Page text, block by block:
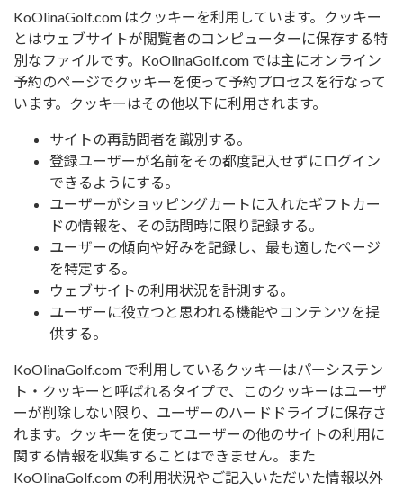
KoOlinaGolf.com はクッキーを利用しています。クッキー
とはウェブサイトが閲覧者のコンピューターに保存する特
別なファイルです。KoOlinaGolf.com では主にオンライン
予約のページでクッキーを使って予約プロセスを行なって
います。クッキーはその他以下に利用されます。
サイトの再訪問者を識別する。
登録ユーザーが名前をその都度記入せずにログイン
できるようにする。
ユーザーがショッピングカートに入れたギフトカー
ドの情報を、その訪問時に限り記録する。
ユーザーの傾向や好みを記録し、最も適したページ
を特定する。
ウェブサイトの利用状況を計測する。
ユーザーに役立つと思われる機能やコンテンツを提
供する。
KoOlinaGolf.com で利用しているクッキーはパーシステン
ト・クッキーと呼ばれるタイプで、このクッキーはユーザ
ーが削除しない限り、ユーザーのハードドライブに保存さ
れます。クッキーを使ってユーザーの他のサイトの利用に
関する情報を収集することはできません。また
KoOlinaGolf.com の利用状況やご記入いただいた情報以外